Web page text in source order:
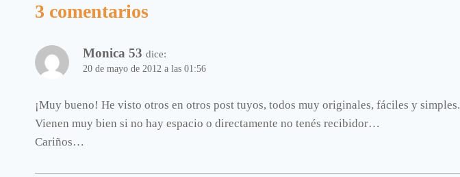
3 comentarios
Monica 53 dice:
20 de mayo de 2012 a las 01:56
¡Muy bueno! He visto otros en otros post tuyos, todos muy originales, fáciles y simples.
Vienen muy bien si no hay espacio o directamente no tenés recibidor…
Cariños…